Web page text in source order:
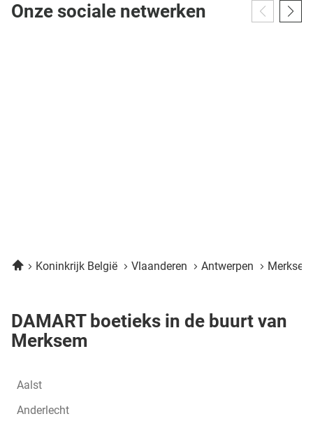
Onze sociale netwerken
HomeKoninkrijk België Vlaanderen Antwerpen
DAMART boetieks in de buurt van
Merksem
Aalst
Anderlecht